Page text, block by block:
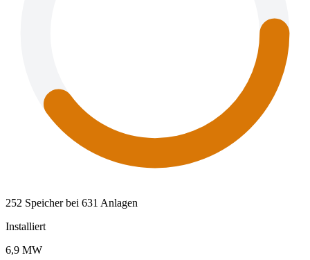
252 Speicher bei 631 Anlagen
Installiert
6,9 MW